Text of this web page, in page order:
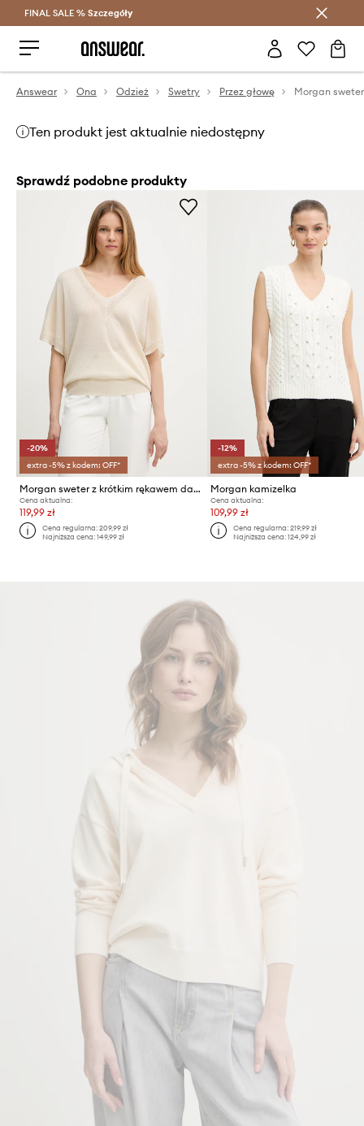
Oszczędzaj z Answear Club >
FINAL SALE % Szczegóły
Answear Ona Odzież Swetry Przez głowę Morgan
Ten produkt jest aktualnie niedostępny
Sprawdź podobne produkty
-20%
extra -5% z kodem: OFF*
Morgan sweter z krótkim rękawem damski z wiskozy MCHRIS
Cena aktualna:
119,99 zł
Cena regularna:209,99 zł
Najniższa cena:149,99 zł
-12%
extra -5% z kodem: OFF*
Morgan kamizelka
Cena aktualna:
109,99 zł
Cena regularna: 219,99 zł
Najniższa cena: 124,99 zł